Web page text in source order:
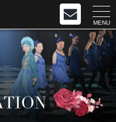
MENU